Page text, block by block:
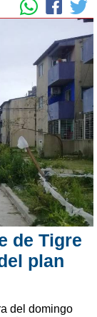
de Tigre
plan
del domingo